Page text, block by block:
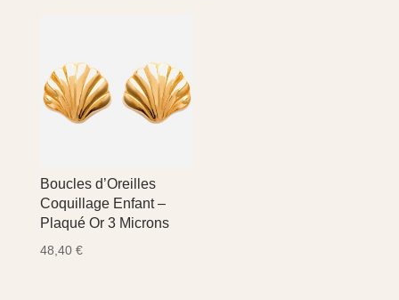
Boucles d’Oreilles
Coquillage Enfant –
Plaqué Or 3 Microns
48,40 €